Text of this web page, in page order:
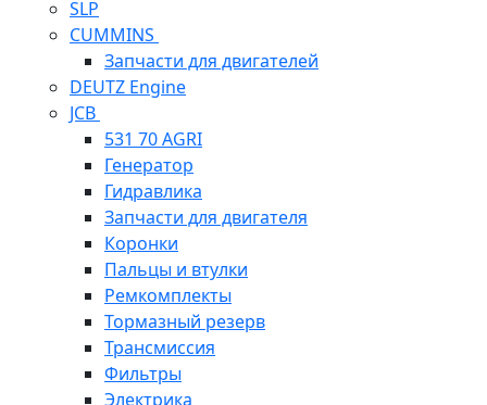
SLP
CUMMINS
Запчасти для двигателей
DEUTZ Engine
JCB
531 70 AGRI
Генератор
Гидравлика
Запчасти для двигателя
Коронки
Пальцы и втулки
Ремкомплекты
Тормазный резерв
Трансмиссия
Фильтры
Электрика